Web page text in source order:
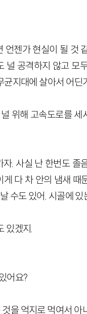
젠가 현실이 될 것
널 공격하지 않고 모
지대에 살아서 어딘
위해 고속도로를
. 사실 난 한번도 졸
다 차 안의 냄새
수도 있어. 시골에
있겠지.
어요?
을 억지로 먹여서